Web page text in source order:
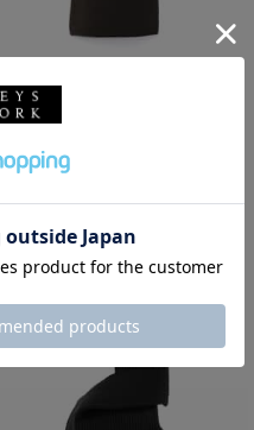
ギフトラッピング不可
CFCL＜シーエフシーエル＞ バー
ートバッグ
¥39,600
¥23,760 40% OFF